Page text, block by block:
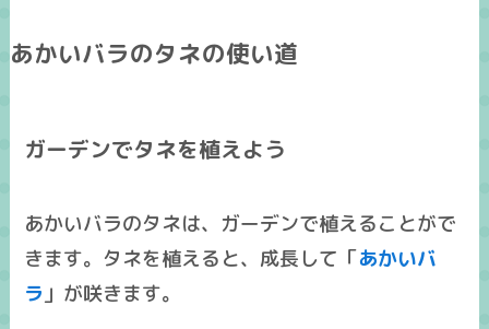
あかいバラのタネの使い道
ガーデンでタネを植えよう
あかいバラのタネは、ガーデンで植えることがで
きます。タネを植えると、成長して「あかいバ
ラ」が咲きます。